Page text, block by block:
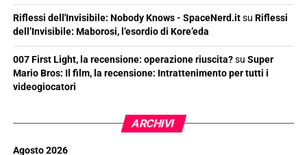
Riflessi dell'Invisibile: Nobody Knows - SpaceNerd.itsu Riflessi
dell’Invisibile: Maborosi, l’esordio di Kore’eda
007 First Light, la recensione: operazione riuscita?su Super
Mario Bros: Il film, la recensione: Intrattenimento per tutti i
videogiocatori
ARCHIVI
Agosto 2026